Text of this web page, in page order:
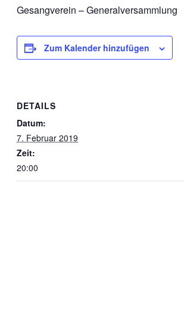
Gesangverein – Generalversammlung
Zum Kalender hinzufügen
DETAILS
Datum:
7. Februar 2019
Zeit:
20:00